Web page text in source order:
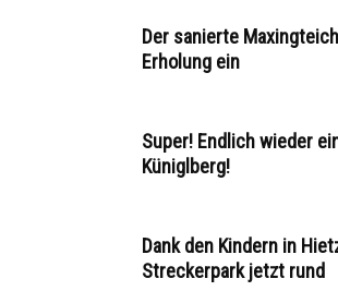
Der sanierte
Erholung ein
Super! Endlich wieder
Küniglberg!
Dank den Kindern in
Streckerpark jetzt rund